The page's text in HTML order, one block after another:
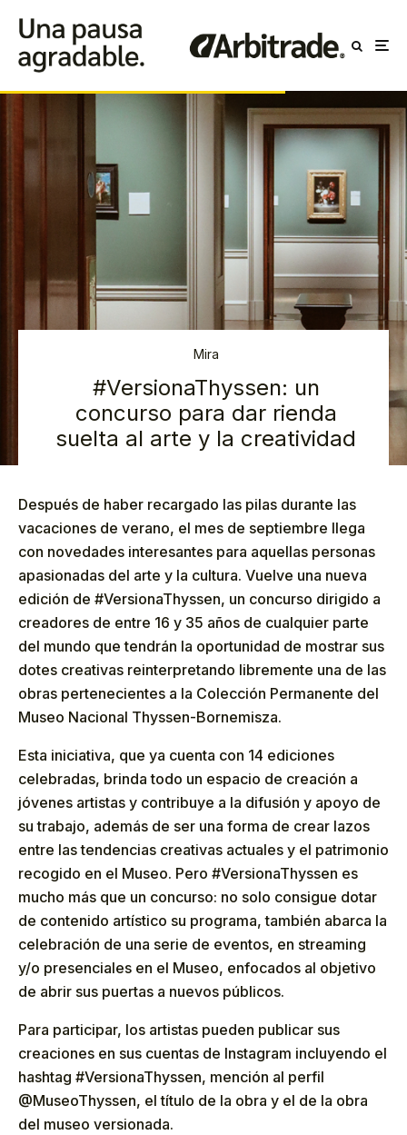
Mira
#VersionaThyssen: un
concurso para dar rienda
suelta al arte y la creatividad
Después de haber recargado las pilas durante las
vacaciones de verano, el mes de septiembre llega
con novedades interesantes para aquellas personas
apasionadas del arte y la cultura. Vuelve una nueva
edición de #VersionaThyssen, un concurso dirigido a
creadores de entre 16 y 35 años de cualquier parte
del mundo que tendrán la oportunidad de mostrar sus
dotes creativas reinterpretando libremente una de las
obras pertenecientes a la Colección Permanente del
Museo Nacional Thyssen-Bornemisza.
Esta iniciativa, que ya cuenta con 14 ediciones
celebradas, brinda todo un espacio de creación a
jóvenes artistas y contribuye a la difusión y apoyo de
su trabajo, además de ser una forma de crear lazos
entre las tendencias creativas actuales y el patrimonio
recogido en el Museo. Pero #VersionaThyssen es
mucho más que un concurso: no solo consigue dotar
de contenido artístico su programa, también abarca la
celebración de una serie de eventos, en streaming
y/o presenciales en el Museo, enfocados al objetivo
de abrir sus puertas a nuevos públicos.
Para participar, los artistas pueden publicar sus
creaciones en sus cuentas de Instagram incluyendo el
hashtag #VersionaThyssen, mención al perfil
@MuseoThyssen, el título de la obra y el de la obra
del museo versionada.